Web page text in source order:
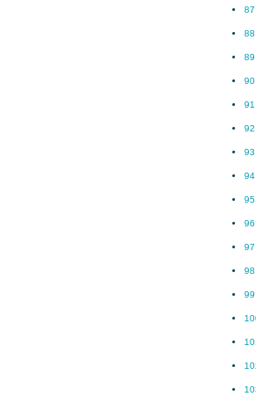
87
88
89
90
91
92
93
94
95
96
97
98
99